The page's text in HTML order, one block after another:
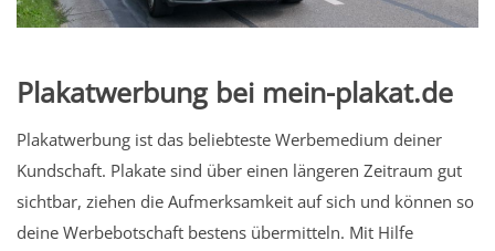
Plakatwerbung bei mein-plakat.de
Plakatwerbung ist das beliebteste Werbemedium deiner
Kundschaft. Plakate sind über einen längeren Zeitraum gut
sichtbar, ziehen die Aufmerksamkeit auf sich und können so
deine Werbebotschaft bestens übermitteln. Mit Hilfe